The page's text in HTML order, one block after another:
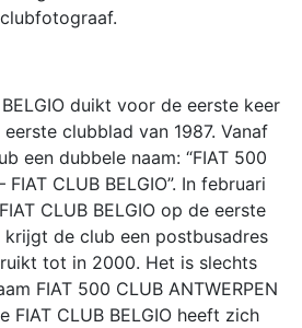
duikt voor de eerste keer
clubblad van 1987. Vanaf
een dubbele naam: “FIAT 500
FIAT CLUB BELGIO”. In februari
CLUB BELGIO op de eerste
krijgt de club een postbusadres
tot in 2000. Het is slechts
FIAT 500 CLUB ANTWERPEN
FIAT CLUB BELGIO heeft zich